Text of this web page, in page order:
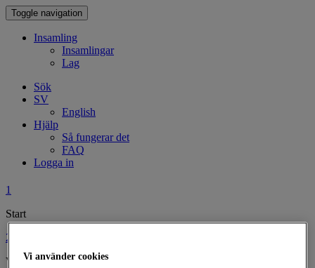
Toggle navigation
Insamling
Insamlingar
Lag
Sök
SV
English
Hjälp
Så fungerar det
FAQ
Logga in
1
Start
2
Välj typ av insamling
Vi använder cookies